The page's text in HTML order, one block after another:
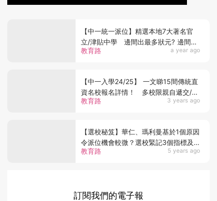
教育路 a year ago
【中一統一派位】精選本地7大著名官
立/津貼中學 邊間出最多狀元? 邊間曾
誕終極狀元?
教育路 3 years ago
【中一入學24/25】 一文睇15間傳統直
資名校報名詳情！ 多校限親自遞交/郵
寄 需附讀書報告！
教育路 5 years ago
【選校秘笈】華仁、瑪利曼基於1個原因
令派位機會較微？選校緊記3個指標及
「兩門」法則
訂閱我們的電子報